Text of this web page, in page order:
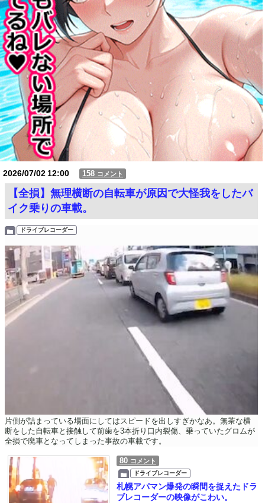
2026/07/0212:00 158 コメント
【全損】無理横断の自転車が原因で大怪我をしたバ
イク乗りの車載。
ドライブレコーダー
片側が詰まっている場面にしてはスピードを出しすぎかなあ。無茶な横
断をした自転車と接触して前歯を3本折り口内裂傷、乗っていたグロムが
全損で廃車となってしまった事故の車載です。
80 コメント
ドライブレコーダー
札幌アパマン爆発の瞬間を捉えたドラ
ブレコーダーの映像がこわい。